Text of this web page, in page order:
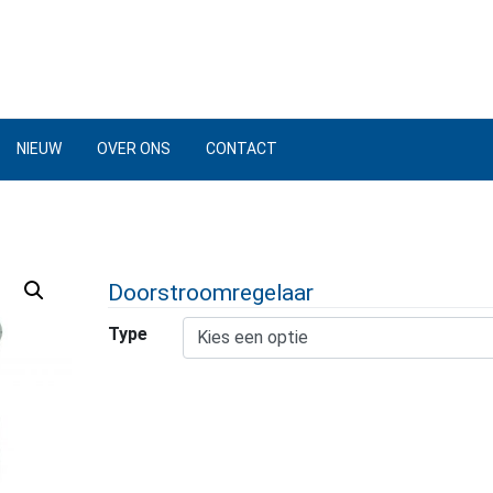
NIEUW OVER ONS CONTACT
Doorstroomregelaar
Type